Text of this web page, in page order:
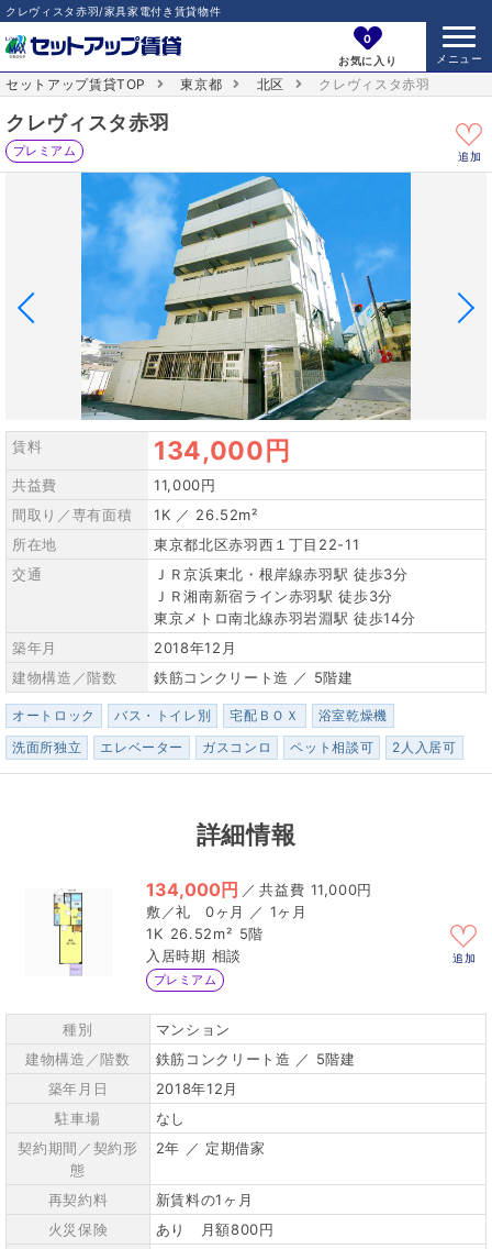
クレヴィスタ赤羽/家具家電付き賃貸物件
0
お気に入り
セットアップ賃貸TOP 東京都 北区 クレヴィスタ赤羽
クレヴィスタ赤羽
プレミアム 追加
賃料 134,000円
共益費
11,000円
間取り／専有面積
1K ／ 26.52m²
所在地
東京都北区赤羽西１丁目22-11
交通
ＪＲ京浜東北・根岸線赤羽駅 徒歩3分
ＪＲ湘南新宿ライン赤羽駅 徒歩3分
東京メトロ南北線赤羽岩淵駅 徒歩14分
築年月
2018年12月
建物構造／階数
鉄筋コンクリート造 ／ 5階建
オートロック バス・トイレ別 宅配ＢＯＸ
浴室乾燥機
洗面所独立
エレベーター ガスコンロ ペット相談可 2人入居可
詳細情報
134,000円 ／
11,000円
0ヶ月 ／ 1ヶ月
1K 26.52m² 5階
相談
プレミアム
追加
種別
マンション
建物構造／階数
鉄筋コンクリート造 ／ 5階建
築年月日
2018年12月
駐車場
なし
契約期間／契約形
態
2年 ／ 定期借家
再契約料
新賃料の1ヶ月
火災保険
あり 月額800円